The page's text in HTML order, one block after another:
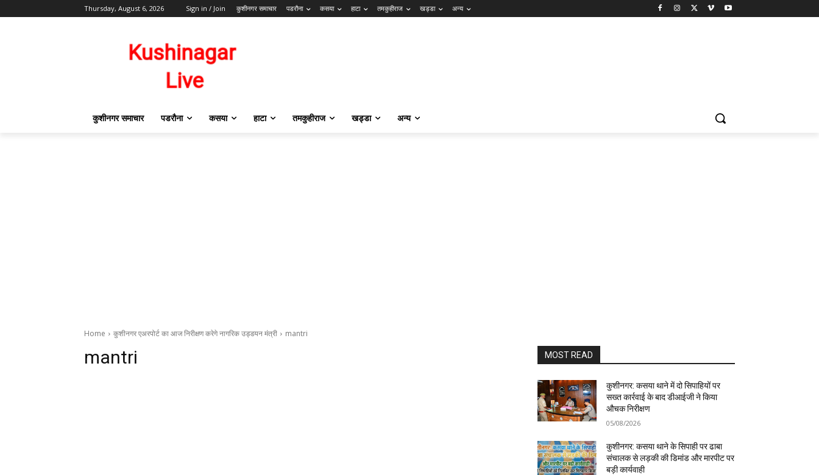
Thursday, August 6, 2026 Sign in / Join कुशीनगर समाचार पडरौना कसया हाटा तमकुहीराज खड्डा अन्य
कुशीनगर समाचार पडरौना कसया हाटा तमकुहीराज खड्डा अन्य
Home कुशीनगर एअरपोर्ट का आज निरीक्षण करेगे नागरिक उड्डयन मंत्री mantri
mantri MOST READ
कुशीनगर: कसया थाने में दो सिपाहियों पर
सख्त कार्रवाई के बाद डीआईजी ने किया
औचक निरीक्षण
05/08/2026
कुशीनगर: कसया थाने के सिपाही पर ढाबा
संचालक से लड़की की डिमांड और मारपीट पर
बड़ी कार्यवाही